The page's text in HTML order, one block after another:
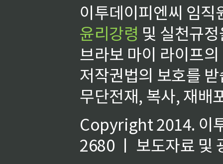
이투데이피엔씨 임
윤리강령 및 실천규
브라보 마이 라이프
저작권법의 보호를
무단전재, 복사, 재배
Copyright 2014. 이
2680 ㅣ 보도자료